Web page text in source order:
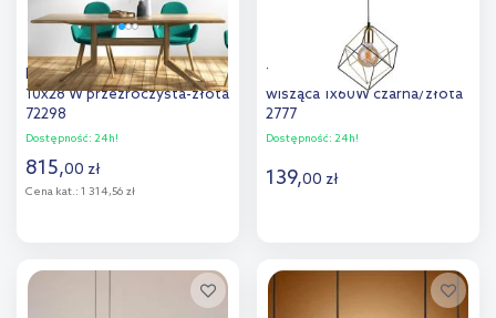
Rabalux Aslov lampa wisząca
10x28 W przezroczysta-złota
72298
Dostępność: 24h!
815,00 zł
Cena kat.: 1 314,56 zł
TK Lighting Alambre lampa
wisząca 1x60W czarna/złota
2777
Dostępność: 24h!
139,00 zł
Dodaj do